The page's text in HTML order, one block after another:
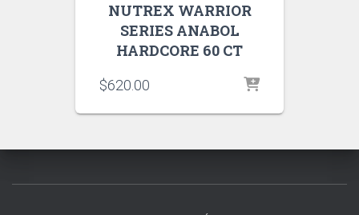
NUTREX WARRIOR
SERIES ANABOL
HARDCORE 60 CT
$620.00